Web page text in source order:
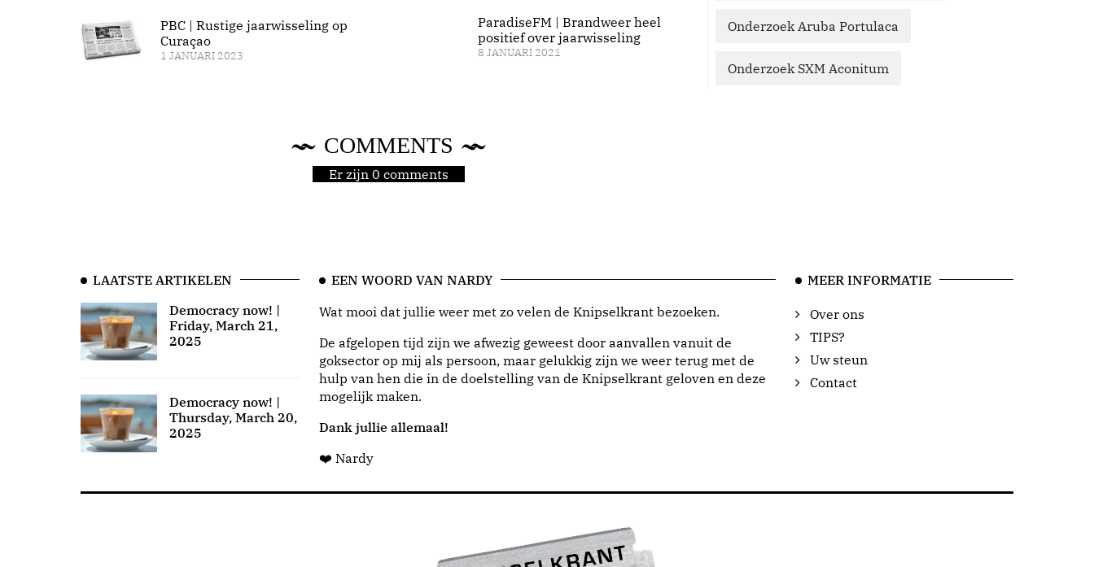
PBC | Rustige jaarwisseling op
Curaçao
1 JANUARI 2023
ParadiseFM | Brandweer heel
positief over jaarwisseling
8 JANUARI 2021
COMMENTS
Er zijn 0 comments
Onderzoek Aruba Portulaca
Onderzoek SXM Aconitum
LAATSTE ARTIKELEN
Democracy now! |
Friday, March 21,
2025
Democracy now! |
Thursday, March 20,
2025
EEN WOORD VAN NARDY
Wat mooi dat jullie weer met zo velen de Knipselkrant bezoeken.
De afgelopen tijd zijn we afwezig geweest door aanvallen vanuit de
goksector op mij als persoon, maar gelukkig zijn we weer terug met de
hulp van hen die in de doelstelling van de Knipselkrant geloven en deze
mogelijk maken.
Dank jullie allemaal!
❤️ Nardy
MEER INFORMATIE
Over ons
TIPS?
Uw steun
Contact